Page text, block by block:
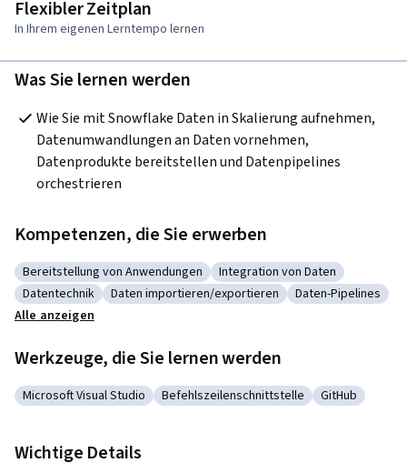
Flexibler Zeitplan
In Ihrem eigenen Lerntempo lernen
Was Sie lernen werden
Wie Sie mit Snowflake Daten in Skalierung aufnehmen,
Datenumwandlungen an Daten vornehmen,
Datenprodukte bereitstellen und Datenpipelines
orchestrieren
Kompetenzen, die Sie erwerben
Kategorie: Bereitstellung von Anwendungen
Bereitstellung von Anwendungen Kategorie: Integration von
Integration von Daten
Kategorie: Datentechnik
Datentechnik Kategorie: Daten importieren/exportieren
Daten importieren/exportieren Kategorie:
Daten-Pipelines
Alle anzeigen
Werkzeuge, die Sie lernen werden
Kategorie: Microsoft Visual Studio
Microsoft Visual Studio Kategorie: Befehlszeilenschnittstelle
Befehlszeilenschnittstelle Kategorie:
GitHub
Wichtige Details